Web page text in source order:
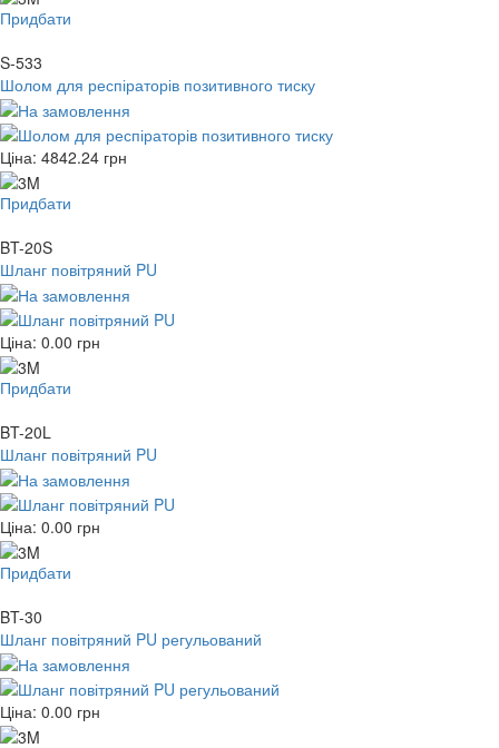
Придбати
S-533
Шолом для респіраторів позитивного тиску
Ціна: 4842.24 грн
Придбати
BT-20S
Шланг повітряний PU
Ціна: 0.00 грн
Придбати
BT-20L
Шланг повітряний PU
Ціна: 0.00 грн
Придбати
BT-30
Шланг повітряний PU регульований
Ціна: 0.00 грн